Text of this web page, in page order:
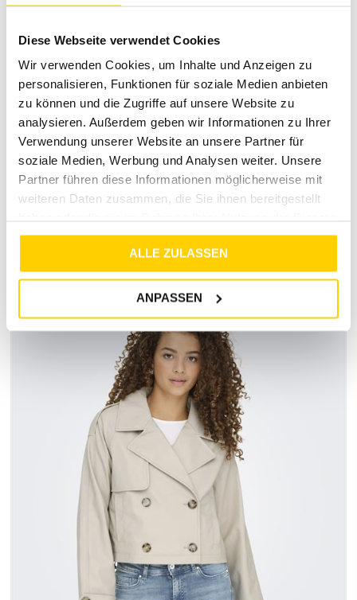
Diese Webseite verwendet Cookies
Wir verwenden Cookies, um Inhalte und Anzeigen zu
personalisieren, Funktionen für soziale Medien anbieten
zu können und die Zugriffe auf unsere Website zu
analysieren. Außerdem geben wir Informationen zu Ihrer
Verwendung unserer Website an unsere Partner für
soziale Medien, Werbung und Analysen weiter. Unsere
Partner führen diese Informationen möglicherweise mit
weiteren Daten zusammen, die Sie ihnen bereitgestellt
gesammelt haben.
ALLE ZULASSEN
ANPASSEN
Über Tara-M
Tara-M ist dein verlässlicher Partner für hochwertige
Damenmode. Unser Sortiment umfasst eine breite Auswahl
an stilvollen Produkten, die deinen individuellen Geschmack
treffen. Mit Fokus auf Qualität und Mode bieten wir dir stets
die neuesten Trends und zeitlosen Klassiker.
MARKENINFORMATIONEN